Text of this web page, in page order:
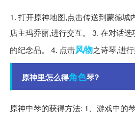
1. 打开原神地图,点击传送到蒙德城
店主玛乔丽,进行交互。 3. 在对话
的纪念品。 4. 点击风物之诗琴,进
原神里怎么得角色琴?
原神中琴的获得方法: 1、游戏中的